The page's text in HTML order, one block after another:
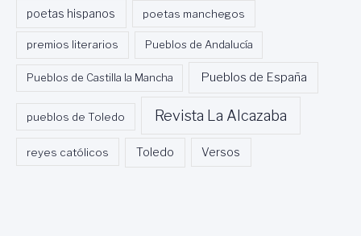
poetas hispanos poetas manchegos
premios literarios Pueblos de Andalucía
Pueblos de Castilla la Mancha Pueblos de España
pueblos de Toledo Revista La Alcazaba
reyes católicos Toledo Versos